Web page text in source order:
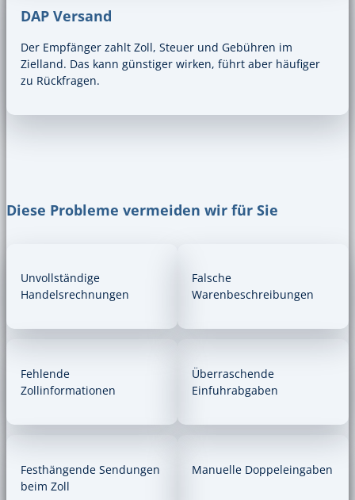
DAP Versand
Der Empfänger zahlt Zoll, Steuer und Gebühren im
Zielland. Das kann günstiger wirken, führt aber häufiger
zu Rückfragen.
Diese Probleme vermeiden wir für Sie
Unvollständige
Handelsrechnungen
Falsche
Warenbeschreibungen
Fehlende
Zollinformationen
Überraschende
Einfuhrabgaben
Festhängende Sendungen
beim Zoll
Manuelle Doppeleingaben